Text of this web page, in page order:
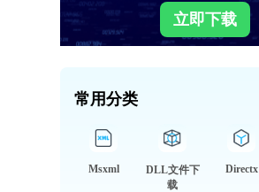
立即下载
常用分类
Msxml
DLL文件下
载
Directx